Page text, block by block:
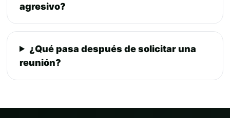
agresivo?
¿Qué pasa después de solicitar una
reunión?